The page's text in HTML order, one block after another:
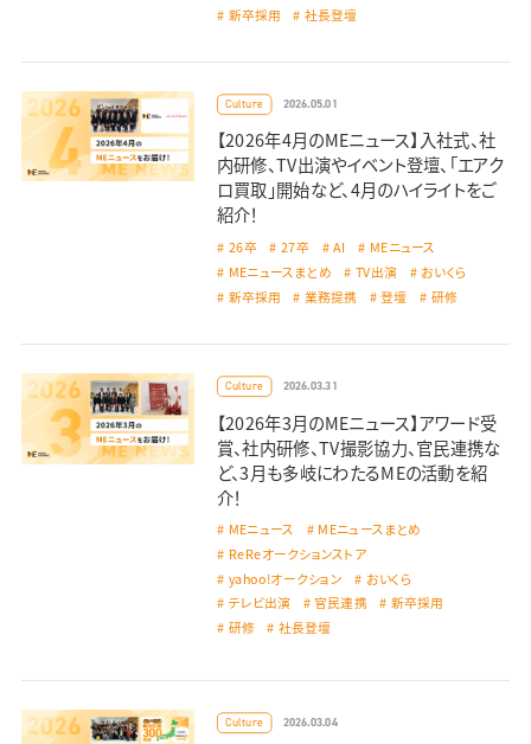
新卒採用
社長登壇
Culture 2026.05.01
【2026年4月のMEニュース】入社式、社
内研修、TV出演やイベント登壇、「エアク
ロ買取」開始など、4月のハイライトをご
紹介！
26卒 27卒 AI MEニュース
MEニュースまとめ TV出演 おいくら
新卒採用 業務提携 登壇 研修
Culture 2026.03.31
【2026年3月のMEニュース】アワード受
賞、社内研修、TV撮影協力、官民連携な
ど、3月も多岐にわたるMEの活動を紹
介！
MEニュース MEニュースまとめ
ReReオークションストア
yahoo!オークション
おいくら
テレビ出演
官民連携 新卒採用
研修 社長登壇
Culture 2026.03.04